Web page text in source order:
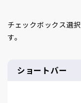
チェックボックス選
す。
ショートバー